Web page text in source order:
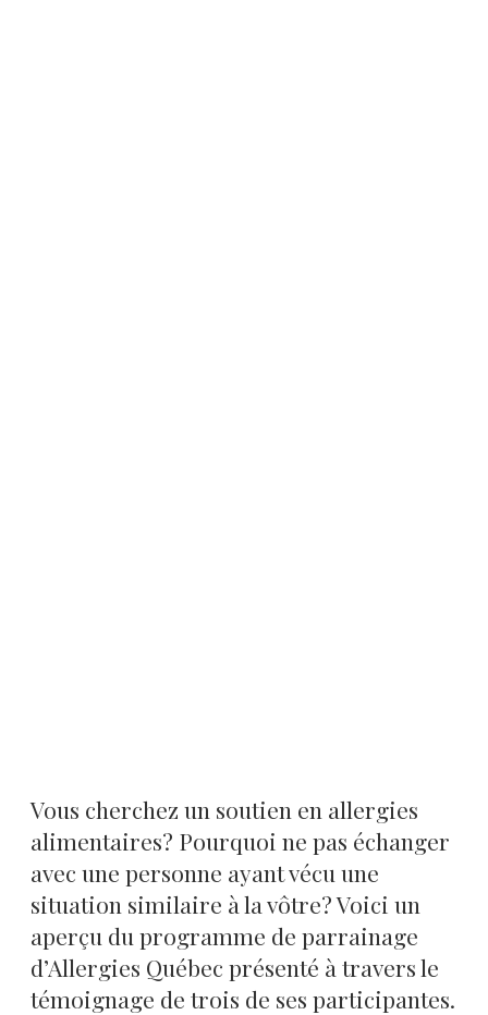
Vous cherchez un soutien en allergies
alimentaires? Pourquoi ne pas échanger
avec une personne ayant vécu une
situation similaire à la vôtre? Voici un
aperçu du programme de parrainage
d’Allergies Québec présenté à travers le
témoignage de trois de ses participantes.